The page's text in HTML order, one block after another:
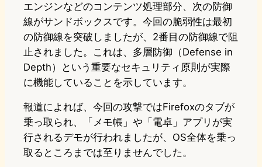
エンジンなどのコンテンツ処理部分、次の防御
線がサンドボックスです。今回の脆弱性は最初
の防御線を突破しましたが、2番目の防御線で阻
止されました。これは、多層防御（Defense in
Depth）という重要なセキュリティ原則が実際
に機能していることを示しています。
報道によれば、今回の攻撃ではFirefoxのタブが
乗っ取られ、「メモ帳」や「電卓」アプリが実
行されるデモが行われましたが、OS全体を乗っ
取るところまでは至りませんでした。